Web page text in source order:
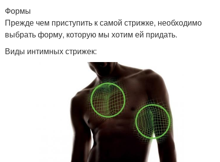
Формы
Прежде чем приступить к самой стрижке, необходимо
выбрать форму, которую мы хотим ей придать.
Виды интимных стрижек: